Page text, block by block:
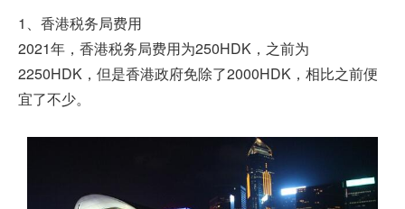
1、香港税务局费用
2021年，香港税务局费用为250HDK，之前为
2250HDK，但是香港政府免除了2000HDK，相比之前便
宜了不少。